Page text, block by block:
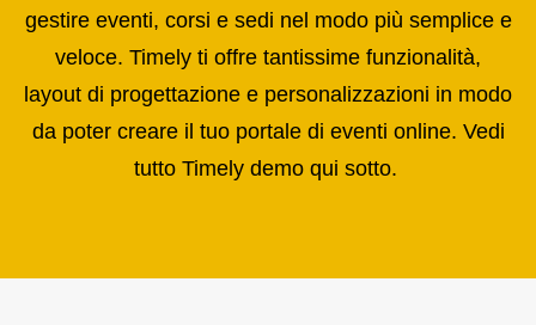
gestire eventi, corsi e sedi nel modo più semplice e
veloce. Timely ti offre tantissime funzionalità,
layout di progettazione e personalizzazioni in modo
da poter creare il tuo portale di eventi online. Vedi
tutto Timely demo qui sotto.